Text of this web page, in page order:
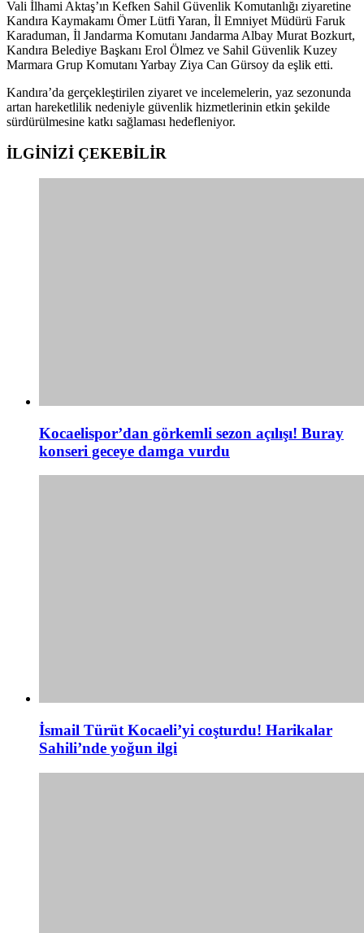
Vali İlhami Aktaş’ın Kefken Sahil Güvenlik Komutanlığı ziyaretine
Kandıra Kaymakamı Ömer Lütfi Yaran, İl Emniyet Müdürü Faruk
Karaduman, İl Jandarma Komutanı Jandarma Albay Murat Bozkurt,
Kandıra Belediye Başkanı Erol Ölmez ve Sahil Güvenlik Kuzey
Marmara Grup Komutanı Yarbay Ziya Can Gürsoy da eşlik etti.
Kandıra’da gerçekleştirilen ziyaret ve incelemelerin, yaz sezonunda
artan hareketlilik nedeniyle güvenlik hizmetlerinin etkin şekilde
sürdürülmesine katkı sağlaması hedefleniyor.
İLGİNİZİ ÇEKEBİLİR
Kocaelispor’dan görkemli sezon açılışı! Buray
konseri geceye damga vurdu
İsmail Türüt Kocaeli’yi coşturdu! Harikalar
Sahili’nde yoğun ilgi